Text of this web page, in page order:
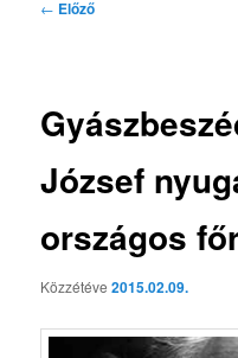
Bejegyzés
← Előző
József
országos
Közzétéve2015.02.09.